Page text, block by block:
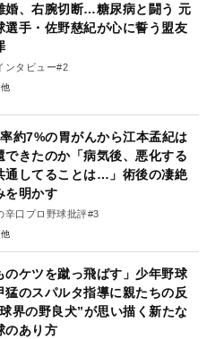
婚、右腕切断…糖尿病と闘う 元
選手・佐野慈紀が心に誓う盟友
ンタビュー#2
約7%の胃がんから江本孟紀は
できたのか「病気後、悪化する
通してることは…」術後の凄絶
を明かす
辛口プロ野球批評#3
のケツを蹴っ飛ばす」少年野球
猛のスパルタ指導に親たちの反
界の野良犬”が思い描く新たな
のあり方